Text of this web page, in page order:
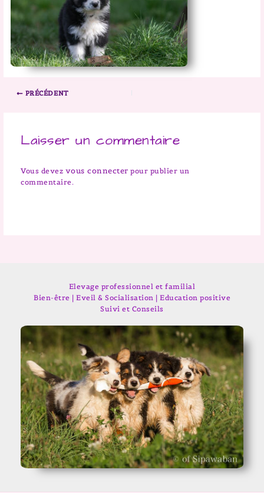
PRÉCÉDENT
Laisser un commentaire
Vous devez vous connecter pour publier un
commentaire.
Elevage professionnel et familial
Bien-être | Eveil & Socialisation | Education positive
Suivi et Conseils